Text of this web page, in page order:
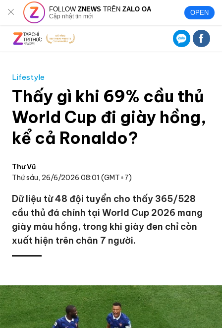
FOLLOWZNEWS TRÊNZALO OA
Cập nhật tin mới OPEN
Lifestyle
Thấy gì khi 69% cầu thủ
World Cup đi giày hồng,
kể cả Ronaldo?
Thư Vũ
Thứ sáu, 26/6/2026 08:01 (GMT+7)
Dữ liệu từ 48 đội tuyển cho thấy 365/528
cầu thủ đá chính tại World Cup 2026 mang
giày màu hồng, trong khi giày đen chỉ còn
xuất hiện trên chân 7 người.